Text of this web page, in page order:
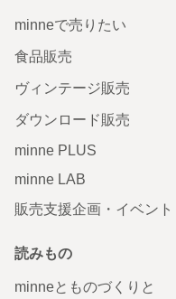
minneで売りたい
食品販売
ヴィンテージ販売
ダウンロード販売
minne PLUS
minne LAB
販売支援企画・イベント
読みもの
minneとものづくりと